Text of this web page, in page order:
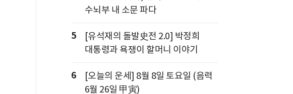
수뇌부 내 소문 파다
5
[유석재의 돌발史전 2.0] 박정희
대통령과 욕쟁이 할머니 이야기
6
[오늘의 운세] 8월 8일 토요일 (음력
6월 26일 甲寅)